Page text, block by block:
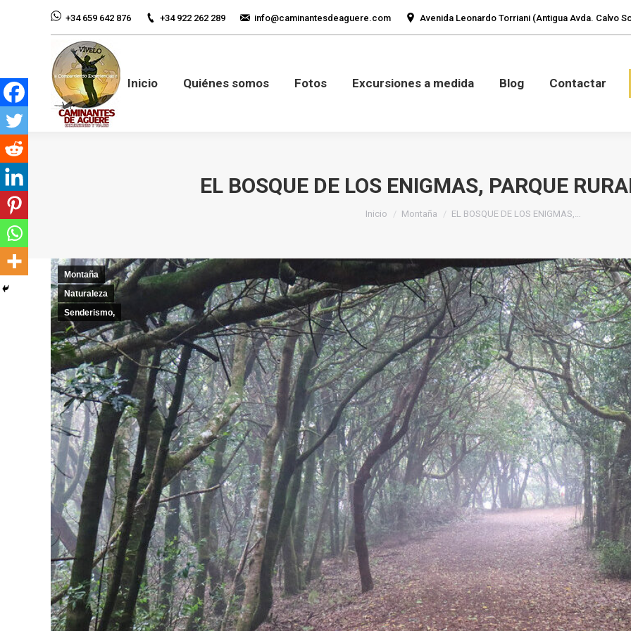
+34 659 642 876 +34 922 262 289 info@caminantesdeaguere.com Avenida Leonardo Torriani (Antigua Avda. Calvo
Inicio Quiénes somos Fotos Excursiones a medida Blog Contactar
EL BOSQUE DE LOS ENIGMAS, PARQUE
Estás aquí:
Inicio Montaña EL BOSQUE DE LOS ENIGMAS,…
Montaña
Naturaleza
Senderismo,